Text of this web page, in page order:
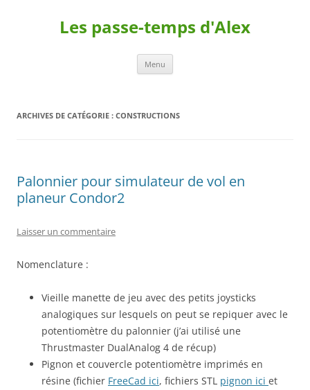
Les passe-temps d'Alex
Menu
ARCHIVES DE CATÉGORIE : CONSTRUCTIONS
Palonnier pour simulateur de vol en
planeur Condor2
Laisser un commentaire
Nomenclature :
Vieille manette de jeu avec des petits joysticks
analogiques sur lesquels on peut se repiquer avec le
potentiomètre du palonnier (j’ai utilisé une
Thrustmaster DualAnalog 4 de récup)
Pignon et couvercle potentiomètre imprimés en
résine (fichier FreeCad ici, fichiers STL pignon ici et